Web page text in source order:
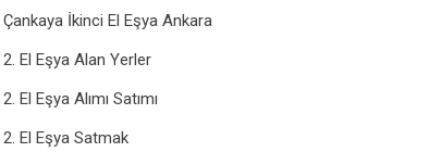
Çankaya İkinci El Eşya Ankara
2. El Eşya Alan Yerler
2. El Eşya Alımı Satımı
2. El Eşya Satmak